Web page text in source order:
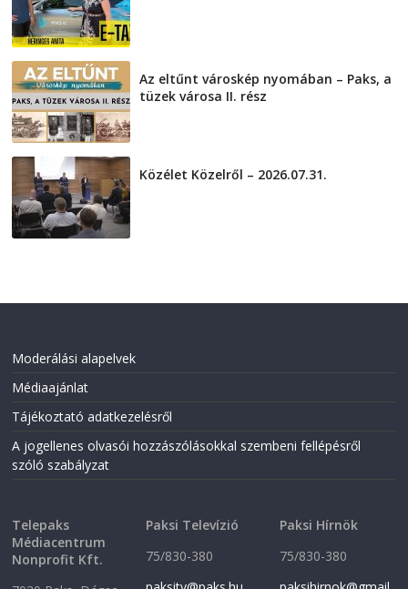
Az eltűnt városkép nyomában – Paks, a
tüzek városa II. rész
Közélet Közelről – 2026.07.31.
Moderálási alapelvek
Médiaajánlat
Tájékoztató adatkezelésről
A jogellenes olvasói hozzászólásokkal szembeni fellépésről
szóló szabályzat
Telepaks
Médiacentrum
Nonprofit Kft.
Paksi Televízió
75/830-380
Paksi Hírnök
75/830-380